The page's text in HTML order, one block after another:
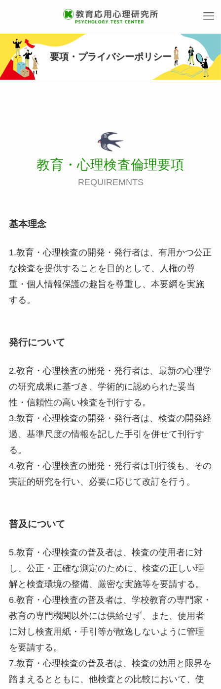
要項・プライバシーポリシー
教育・心理検査倫理要項
REQUIREMNTS
基本理念
1.教育・心理検査の開発・発行者は、有用かつ公正
な検査を提供することを目的として、人権の尊
重・個人情報保護の趣旨を尊重し、本要綱を実施
する。
発行について
2.教育・心理検査の開発・発行者は、最新の心理学
の研究成果に基づき、学術的に認められた妥当
性・信頼性の高い検査を刊行する。
3.教育・心理検査の開発・発行者は、検査の開発経
過、基準尺度の情報を記した手引を併せて刊行す
る。
4.教育・心理検査の開発・発行者は刊行後も、その
実証的研究を行い、必要に応じて改訂を行う。
普及について
5.教育・心理検査の普及者は、検査の使用者に対
し、公正・正確な測定のために、検査の正しい理
解と検査環境の整備、厳密な実施等を要請する。
6.教育・心理検査の普及者は、学校教育の専門家・
教育の専門機関以外には供給せず、また、使用者
に対し検査用紙・手引等が散逸しないように管理
を要請する。
7.教育・心理検査の普及者は、検査の効用と限界を
踏まえるとともに、他検査との比較において、使